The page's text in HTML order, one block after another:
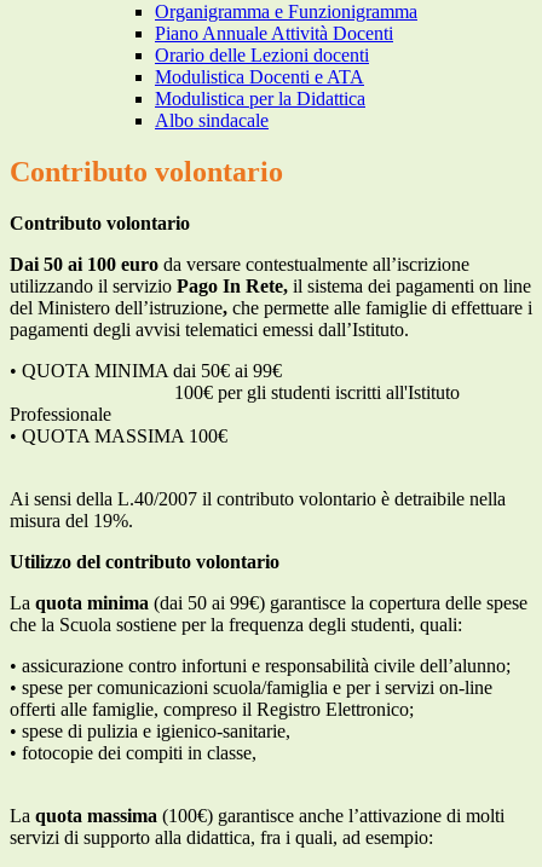
Organigramma e Funzionigramma
Piano Annuale Attività Docenti
Orario delle Lezioni docenti
Modulistica Docenti e ATA
Modulistica per la Didattica
Albo sindacale
Contributo volontario
Contributo volontario
Dai 50 ai 100 euro da versare contestualmente all’iscrizione
utilizzando il servizio Pago In Rete, il sistema dei pagamenti on line
del Ministero dell’istruzione, che permette alle famiglie di effettuare i
pagamenti degli avvisi telematici emessi dall’Istituto.
• QUOTA MINIMA dai 50€ ai 99€
100€ per gli studenti iscritti all'Istituto
Professionale
• QUOTA MASSIMA 100€
Ai sensi della L.40/2007 il contributo volontario è detraibile nella
misura del 19%.
Utilizzo del contributo volontario
La quota minima (dai 50 ai 99€) garantisce la copertura delle spese
che la Scuola sostiene per la frequenza degli studenti, quali:
• assicurazione contro infortuni e responsabilità civile dell’alunno;
• spese per comunicazioni scuola/famiglia e per i servizi on-line
offerti alle famiglie, compreso il Registro Elettronico;
• spese di pulizia e igienico-sanitarie,
• fotocopie dei compiti in classe,
La quota massima (100€) garantisce anche l’attivazione di molti
servizi di supporto alla didattica, fra i quali, ad esempio: